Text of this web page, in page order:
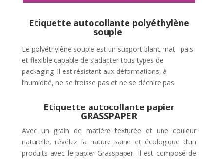
Etiquette autocollante polyéthylène
souple
Le polyéthylène souple est un support blanc mat pais
et flexible capable de s’adapter tous types de
packaging. Il est résistant aux déformations, à
l’humidité, ne se froisse pas et ne se déchire pas.
Etiquette autocollante papier
GRASSPAPER
Avec un grain de matière texturée et une couleur
naturelle, révélez la nature saine et écologique d’un
produits avec le papier Grasspaper. Il est composé de